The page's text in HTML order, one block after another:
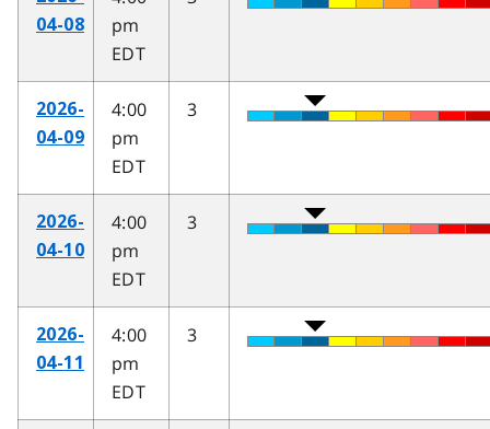
04-08
pm
EDT
2026-
04-09
4:00
pm
EDT
3
2026-
04-10
4:00
pm
EDT
3
2026-
04-11
4:00
pm
EDT
3